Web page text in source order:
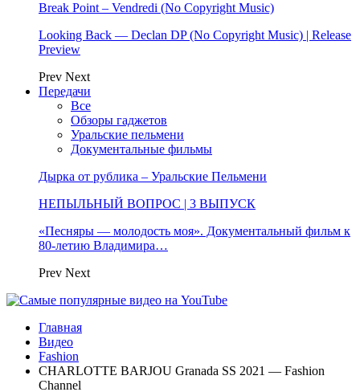
Break Point – Vendredi (No Copyright Music)
Looking Back — Declan DP (No Copyright Music) | Release
Preview
Prev Next
Передачи
Все
Обзоры гаджетов
Уральские пельмени
Документальные фильмы
Дырка от рублика – Уральские Пельмени
НЕПЫЛЬНЫЙ ВОПРОС | 3 ВЫПУСК
«Песняры — молодость моя». Документальный фильм к
80-летию Владимира…
Prev Next
Главная
Видео
Fashion
CHARLOTTE BARJOU Granada SS 2021 — Fashion
Channel